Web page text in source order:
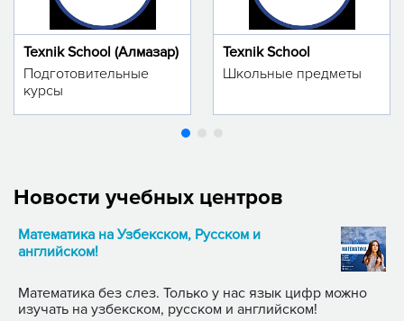
Texnik School (Алмазар)
Подготовительные
курсы
Texnik School
Школьные предметы
Новости учебных центров
Математика на Узбекском, Русском и
английском!
Математика без слез. Только у нас язык цифр можно
изучать на узбекском, русском и английском!